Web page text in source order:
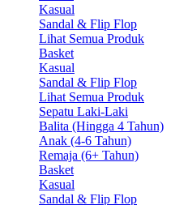
Kasual
Sandal & Flip Flop
Lihat Semua Produk
Basket
Kasual
Sandal & Flip Flop
Lihat Semua Produk
Sepatu Laki-Laki
Balita (Hingga 4 Tahun)
Anak (4-6 Tahun)
Remaja (6+ Tahun)
Basket
Kasual
Sandal & Flip Flop